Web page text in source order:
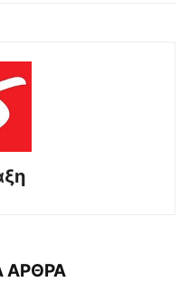
ΑΡΘΡΑ